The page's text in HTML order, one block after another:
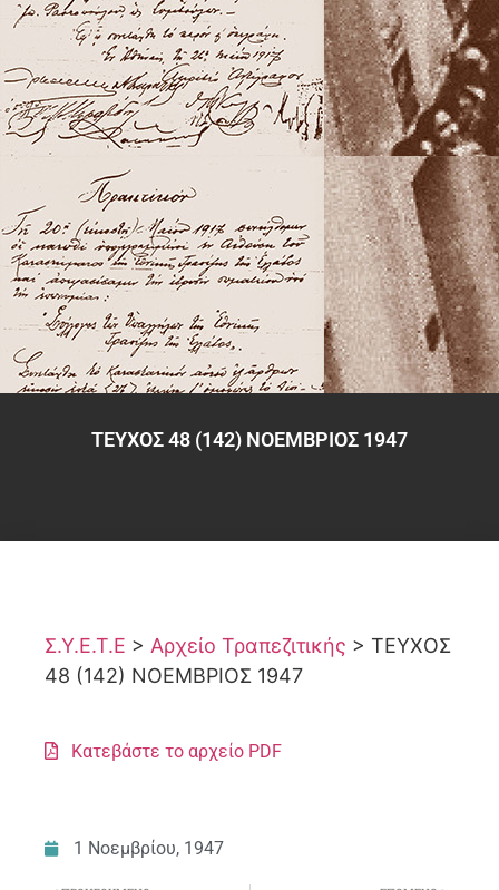
ΤΕΥΧΟΣ 48 (142) ΝΟΕΜΒΡΙΟΣ 1947
Σ.Υ.Ε.Τ.Ε > Αρχείο Τραπεζιτικής > ΤΕΥΧΟΣ
48 (142) ΝΟΕΜΒΡΙΟΣ 1947
Κατεβάστε το αρχείο PDF
1 Νοεμβρίου, 1947